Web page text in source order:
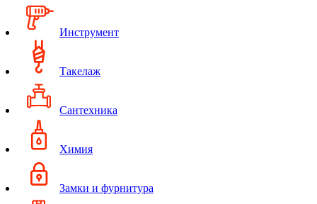
Инструмент
Такелаж
Сантехника
Химия
Замки и фурнитура